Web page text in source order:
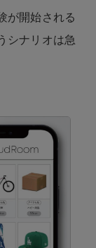
が開始される
シナリオは急